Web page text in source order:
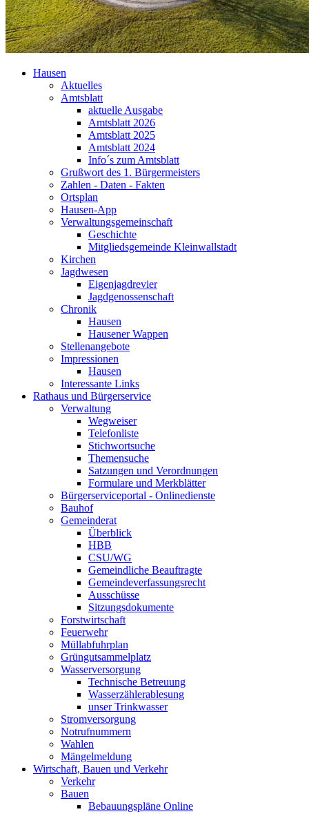
Hausen
Aktuelles
Amtsblatt
aktuelle Ausgabe
Amtsblatt 2026
Amtsblatt 2025
Amtsblatt 2024
Info´s zum Amtsblatt
Grußwort des 1. Bürgermeisters
Zahlen - Daten - Fakten
Ortsplan
Hausen-App
Verwaltungsgemeinschaft
Geschichte
Mitgliedsgemeinde Kleinwallstadt
Kirchen
Jagdwesen
Eigenjagdrevier
Jagdgenossenschaft
Chronik
Hausen
Hausener Wappen
Stellenangebote
Impressionen
Hausen
Interessante Links
Rathaus und Bürgerservice
Verwaltung
Wegweiser
Telefonliste
Stichwortsuche
Themensuche
Satzungen und Verordnungen
Formulare und Merkblätter
Bürgerserviceportal - Onlinedienste
Bauhof
Gemeinderat
Überblick
HBB
CSU/WG
Gemeindliche Beauftragte
Gemeindeverfassungsrecht
Ausschüsse
Sitzungsdokumente
Forstwirtschaft
Feuerwehr
Müllabfuhrplan
Grüngutsammelplatz
Wasserversorgung
Technische Betreuung
Wasserzählerablesung
unser Trinkwasser
Stromversorgung
Notrufnummern
Wahlen
Mängelmeldung
Wirtschaft, Bauen und Verkehr
Verkehr
Bauen
Bebauungspläne Online